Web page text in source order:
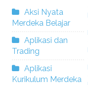
Aksi Nyata
Merdeka Belajar
Aplikasi dan
Trading
Aplikasi
Kurikulum Merdeka